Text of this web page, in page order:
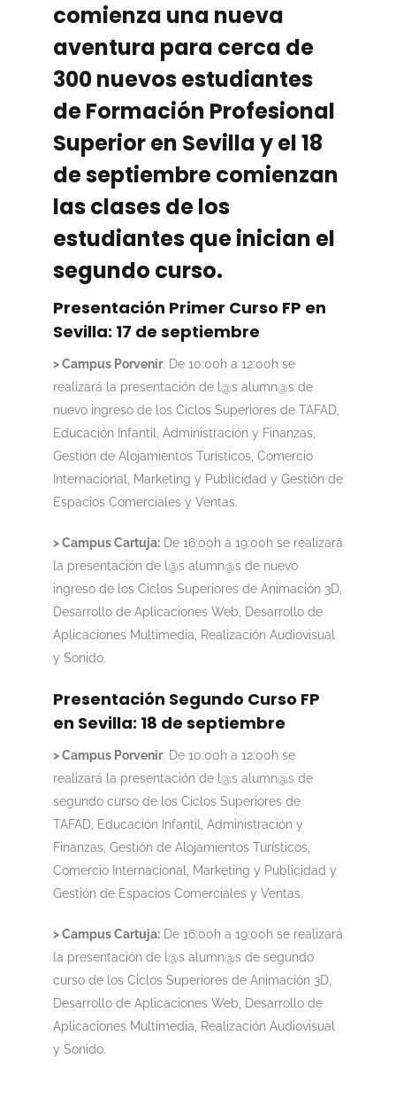
comienza una nueva
aventura para cerca de
300 nuevos estudiantes
de Formación Profesional
Superior en Sevilla y el 18
de septiembre comienzan
las clases de los
estudiantes que inician el
segundo curso.
Presentación Primer Curso FP en
Sevilla: 17 de septiembre
> Campus Porvenir: De 10:00h a 12:00h se
realizará la presentación de l@s alumn@s de
nuevo ingreso de los Ciclos Superiores de TAFAD,
Educación Infantil, Administración y Finanzas,
Gestión de Alojamientos Turísticos, Comercio
Internacional, Marketing y Publicidad y Gestión de
Espacios Comerciales y Ventas.
> Campus Cartuja:De 16:00h a 19:00h se realizará
la presentación de l@s alumn@s de nuevo
ingreso de los Ciclos Superiores de Animación 3D,
Desarrollo de Aplicaciones Web, Desarrollo de
Aplicaciones Multimedia, Realización Audiovisual
y Sonido.
Presentación Segundo Curso FP
en Sevilla: 18 de septiembre
> Campus Porvenir: De 10:00h a 12:00h se
realizará la presentación de l@s alumn@s de
segundo curso de los Ciclos Superiores de
TAFAD, Educación Infantil, Administración y
Finanzas, Gestión de Alojamientos Turísticos,
Comercio Internacional, Marketing y Publicidad y
Gestión de Espacios Comerciales y Ventas.
> Campus Cartuja:De 16:00h a 19:00h se realizará
la presentación de l@s alumn@s de segundo
curso de los Ciclos Superiores de Animación 3D,
Desarrollo de Aplicaciones Web, Desarrollo de
Aplicaciones Multimedia, Realización Audiovisual
y Sonido.